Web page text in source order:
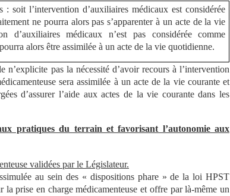
: soit l’intervention d’auxiliaires médicaux est considérée
ne pourra alors pas s’apparenter à un acte de la vie
d’auxiliaires médicaux n’est pas considérée comme
alors être assimilée à un acte de la vie quotidienne.
n’explicite pas la nécessité d’avoir recours à l’intervention
sera assimilée à un acte de la vie courante et
d’assurer l’aide aux actes de la vie courante dans les
pratiques du terrain et favorisant l’autonomie aux
validées par le Législateur.
au sein des « dispositions phare » de la loi HPST
la prise en charge médicamenteuse et offre par là-même un